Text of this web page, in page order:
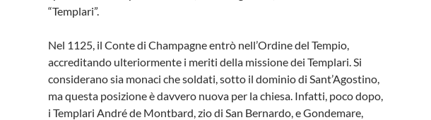
“Templari”.
Nel 1125, il Conte di Champagne entrò nell’Ordine del Tempio,
accreditando ulteriormente i meriti della missione dei Templari. Si
considerano sia monaci che soldati, sotto il dominio di Sant’Agostino,
ma questa posizione è davvero nuova per la chiesa. Infatti, poco dopo,
i Templari André de Montbard, zio di San Bernardo, e Gondemare,